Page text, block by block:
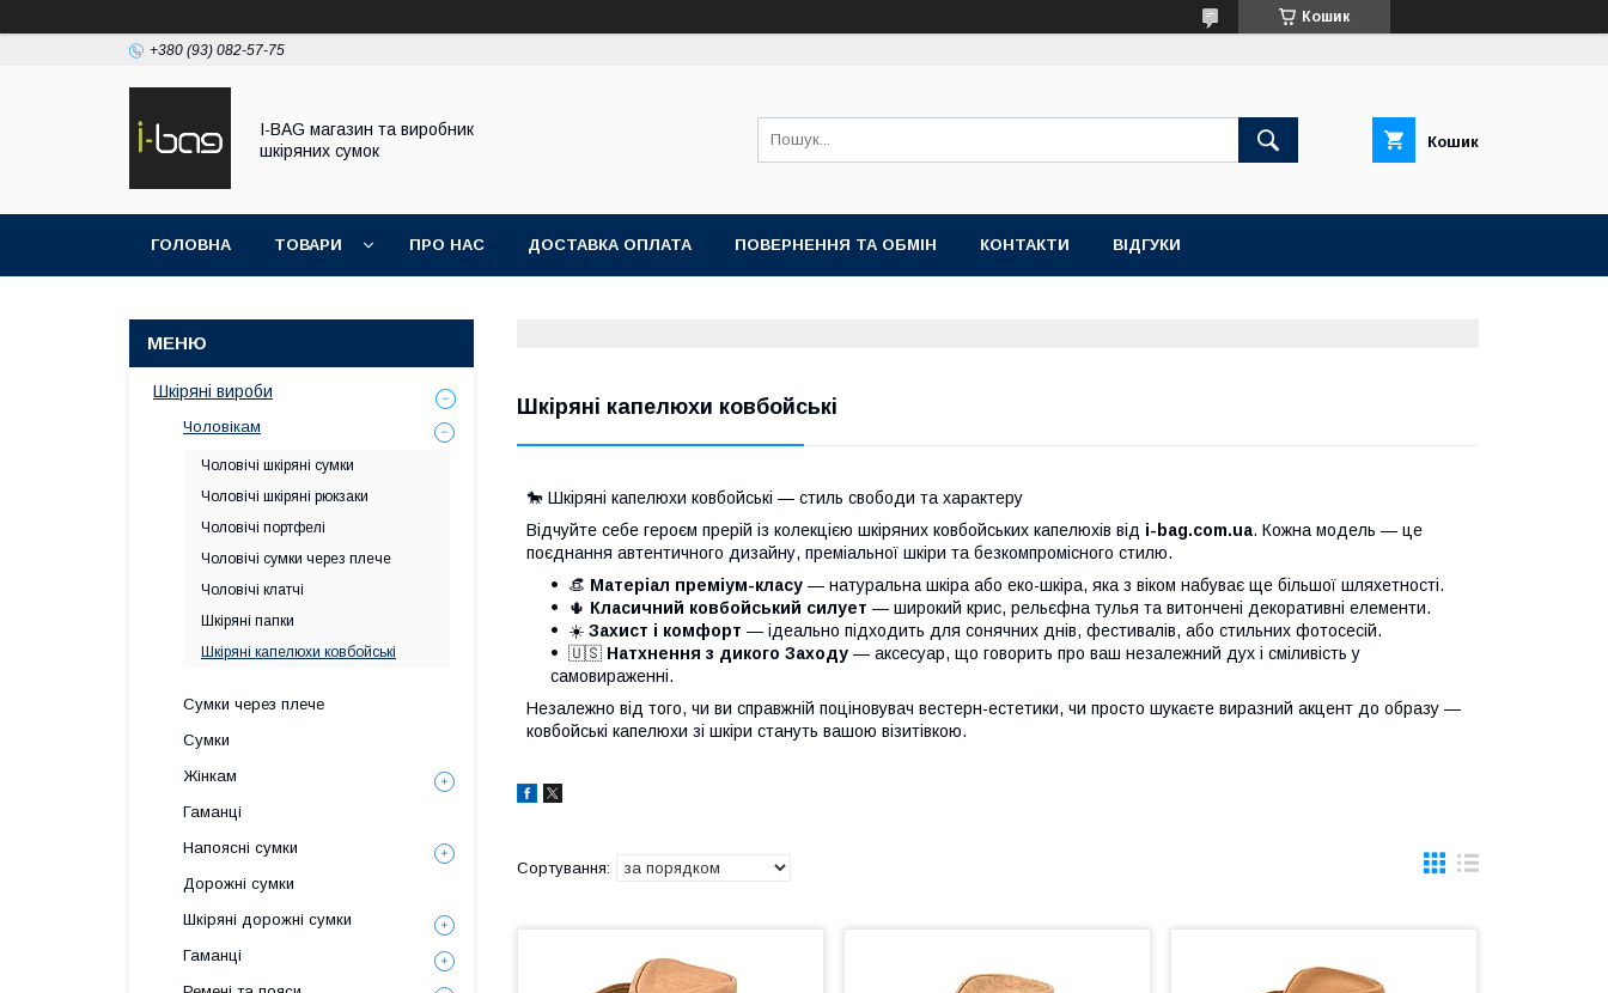
Кошик
+380 (93) 082-57-75
I-BAG магазин та виробник
шкіряних сумок
Кошик
ГОЛОВНА ТОВАРИ ПРО НАС ДОСТАВКА ОПЛАТА ПОВЕРНЕННЯ ТА ОБМІН КОНТАКТИ ВІДГУКИ
Шкіряні капелюхи ковбойські
🐎 Шкіряні капелюхи ковбойські — стиль свободи та характеру
Відчуйте себе героєм прерій із колекцією шкіряних ковбойських капелюхів від i-bag.com.ua. Кожна модель — це
поєднання автентичного дизайну, преміальної шкіри та безкомпромісного стилю.
👒 Матеріал преміум-класу — натуральна шкіра або еко-шкіра, яка з віком набуває ще більшої шляхетності.
🌵 Класичний ковбойський силует — широкий крис, рельєфна тулья та витончені декоративні елементи.
☀️ Захист і комфорт — ідеально підходить для сонячних днів, фестивалів, або стильних фотосесій.
🇺🇸 Натхнення з дикого Заходу — аксесуар, що говорить про ваш незалежний дух і сміливість у
самовираженні.
Незалежно від того, чи ви справжній поціновувач вестерн-естетики, чи просто шукаєте виразний акцент до образу —
ковбойські капелюхи зі шкіри стануть вашою візитівкою.
Шкіряні вироби
Чоловікам
Чоловічі шкіряні сумки
Чоловічі шкіряні рюкзаки
Чоловічі портфелі
Чоловічі сумки через плече
Чоловічі клатчі
Шкіряні папки
Шкіряні капелюхи ковбойські
Сумки через плече
Сумки
Жінкам
Гаманці
Напоясні сумки
Дорожні сумки
Шкіряні дорожні сумки
Гаманці